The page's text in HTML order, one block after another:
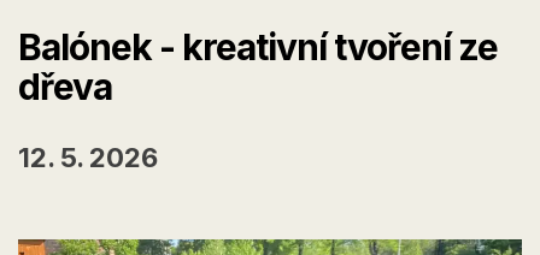
KONTAKTY
Balónek - kreativní tvoření ze
dřeva
12. 5. 2026